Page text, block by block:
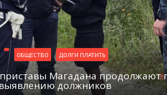
ОБЩЕСТВО ДОЛГИ ПЛАТИТЬ
Магадана продолжают
должников